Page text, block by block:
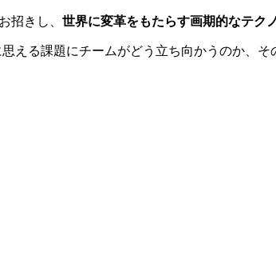
招きし、 世界に変革をもたらす画期的なテク
える課題にチームがどう立ち向かうのか、